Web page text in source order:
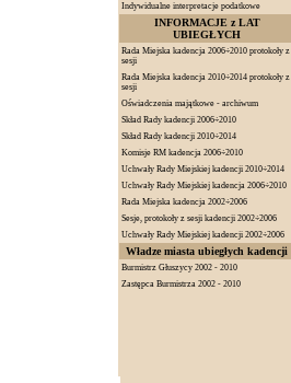
Indywidualne interpretacje podatkowe
INFORMACJE z LAT
UBIEGŁYCH
Rada Miejska kadencja 2006÷2010 protokoły z
sesji
Rada Miejska kadencja 2010÷2014 protokoły z
sesji
Oświadczenia majątkowe - archiwum
Skład Rady kadencji 2006÷2010
Skład Rady kadencji 2010÷2014
Komisje RM kadencja 2006÷2010
Uchwały Rady Miejskiej kadencji 2010÷2014
Uchwały Rady Miejskiej kadencja 2006÷2010
Rada Miejska kadencja 2002÷2006
Sesje, protokoły z sesji kadencji 2002÷2006
Uchwały Rady Miejskiej kadencji 2002÷2006
Władze miasta ubiegłych kadencji
Burmistrz Głuszycy 2002 - 2010
Zastępca Burmistrza 2002 - 2010